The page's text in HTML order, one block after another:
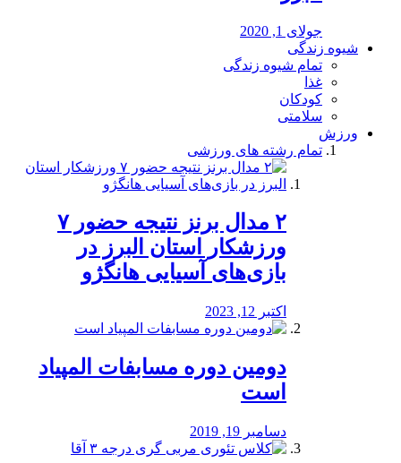
جولای 1, 2020
شیوه زندگی
تمام شیوه زندگی
غذا
کودکان
سلامتی
ورزش
تمام رشته های ورزشی
۲ مدال برنز نتیجه حضور ۷
ورزشکار استان البرز در
بازی‌های آسیایی هانگژو
اکتبر 12, 2023
دومین دوره مسابفات المپیاد
است
دسامبر 19, 2019